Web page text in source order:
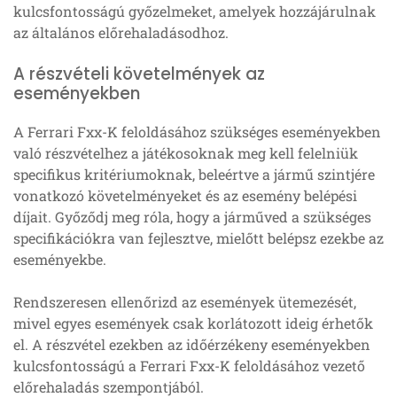
kulcsfontosságú győzelmeket, amelyek hozzájárulnak
az általános előrehaladásodhoz.
A részvételi követelmények az
eseményekben
A Ferrari Fxx-K feloldásához szükséges eseményekben
való részvételhez a játékosoknak meg kell felelniük
specifikus kritériumoknak, beleértve a jármű szintjére
vonatkozó követelményeket és az esemény belépési
díjait. Győződj meg róla, hogy a járműved a szükséges
specifikációkra van fejlesztve, mielőtt belépsz ezekbe az
eseményekbe.
Rendszeresen ellenőrizd az események ütemezését,
mivel egyes események csak korlátozott ideig érhetők
el. A részvétel ezekben az időérzékeny eseményekben
kulcsfontosságú a Ferrari Fxx-K feloldásához vezető
előrehaladás szempontjából.